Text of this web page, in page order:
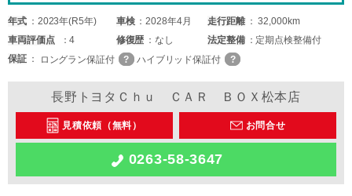
年式 2023年(R5年) 車検 2028年4月 走行距離
32,000km
車両評価点 4 修復歴 なし 法定整備
定期点検整備付
保証
ロングラン保証付 ハイブリッド保証付
長野トヨタＣｈｕ ＣＡＲ ＢＯＸ松本店
見積依頼（無料） お問合せ
0263-58-3647